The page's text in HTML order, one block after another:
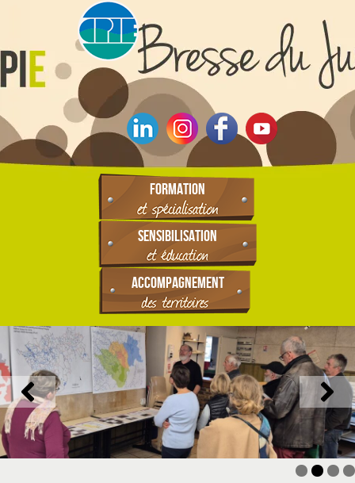
FORMATION
SENSIBILISATION
ACCOMPAGNEMENT